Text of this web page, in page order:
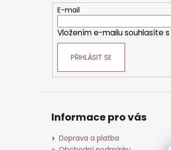
E-mail
Vložením e-mailu souhlasíte s
PŘIHLÁSIT SE
Informace pro vás
Doprava a platba